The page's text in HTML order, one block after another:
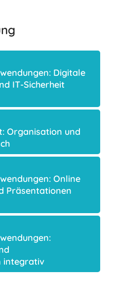
Digitale
IT-Sicherheit
Organisation und
Online
Präsentationen
integrativ